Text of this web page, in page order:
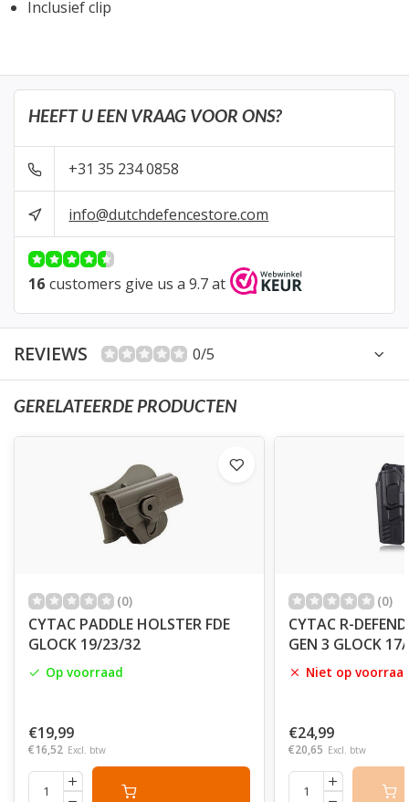
Inclusief clip
HEEFT U EEN VRAAG VOOR ONS?
+31 35 234 0858
info@dutchdefencestore.com
16 customers give us a 9.7 at
REVIEWS 0/5
GERELATEERDE PRODUCTEN
(0)
CYTAC PADDLE HOLSTER FDE
GLOCK 19/23/32
Op voorraad
€19,99
€16,52 Excl. btw
(0)
CYTAC R-
GEN 3 GLOCK
Niet op
€24,99
€20,65 Excl. btw